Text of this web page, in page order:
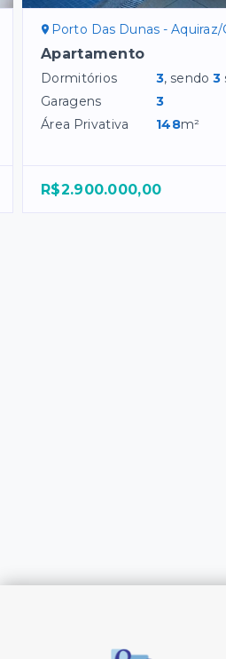
Porto Das Dunas - Aquiraz/
Apartamento
Dormitórios 3, sendo3
Garagens
3
Área Privativa
148m²
R$2.900.000,00